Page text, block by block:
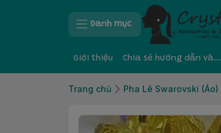
Danh mục
Giới thiệu Chia sẻ hướng dẫn và kinh nghiệm
Trang chủ Pha Lê Swarovski (Áo)